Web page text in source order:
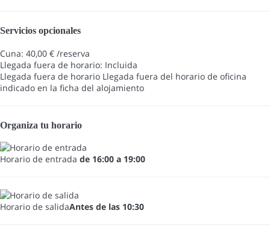
Servicios opcionales
Cuna: 40,00 € /reserva
Llegada fuera de horario: Incluida
Llegada fuera de horario Llegada fuera del horario de oficina
indicado en la ficha del alojamiento
Organiza tu horario
Horario de entrada de 16:00 a 19:00
Horario de salidaAntes de las 10:30